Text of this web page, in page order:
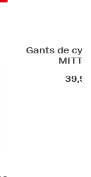
-
Maillot
unisexe -